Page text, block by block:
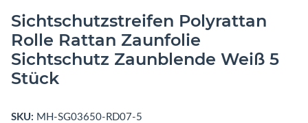
Sichtschutzstreifen Polyrattan
Rolle Rattan Zaunfolie
Sichtschutz Zaunblende Weiß 5
Stück
SKU: MH-SG03650-RD07-5